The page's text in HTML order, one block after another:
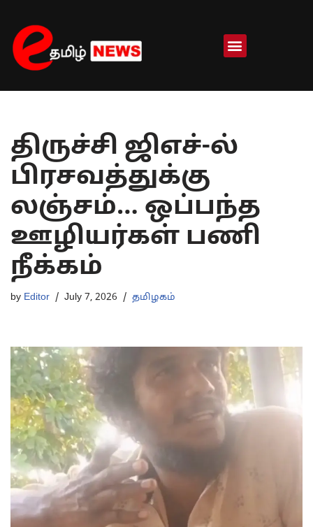
Skip
to
content
திருச்சி ஜிஎச்-ல்
பிரசவத்துக்கு
லஞ்சம்… ஒப்பந்த
ஊழியர்கள் பணி
நீக்கம்
by Editor July 7, 2026 தமிழகம்